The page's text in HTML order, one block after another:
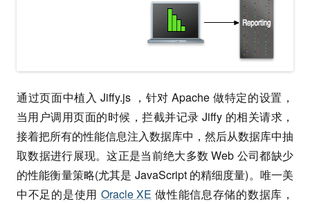
通过页面中植入 Jiffy.js ，针对 Apache 做特定的设置，
当用户调用页面的时候，拦截并记录 Jiffy 的相关请求，
接着把所有的性能信息注入数据库中，然后从数据库中抽
取数据进行展现。这正是当前绝大多数 Web 公司都缺少
的性能衡量策略(尤其是 JavaScript 的精细度量)。唯一美
中不足的是使用 Oracle XE 做性能信息存储的数据库，